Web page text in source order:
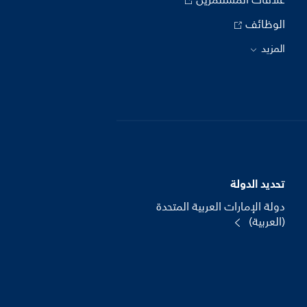
الوظائف
المزيد
تحديد الدولة
دولة الإمارات العربية المتحدة
(العربية)